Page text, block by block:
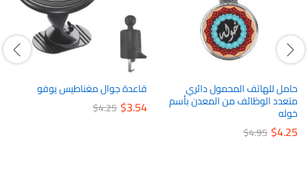
حامل للهاتف المحمول دائري
متعدد الوظائف من المعدن بأسم
خوله
$4.25
$4.95
قاعدة جوال مغناطيس يوفو
$3.54
$4.25